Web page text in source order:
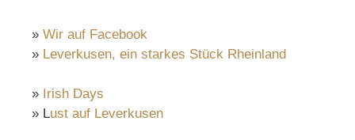
» Wir auf Facebook
» Leverkusen, ein starkes Stück Rheinland
» Irish Days
» Lust auf Leverkusen